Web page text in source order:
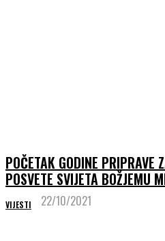
POČETAK GODINE PRIPRAVE
POSVETE SVIJETA BOŽJEMU
VIJESTI 22/10/2021